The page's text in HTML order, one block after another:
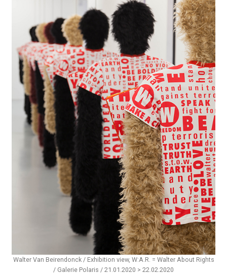
Walter Van Beirendonck / Exhibition view, W:A.R. = Walter About Rights
/ Galerie Polaris / 21.01.2020 > 22.02.2020